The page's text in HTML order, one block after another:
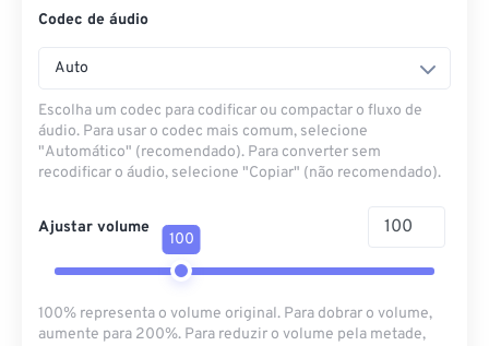
Codec de áudio
Auto
Escolha um codec para codificar ou compactar o fluxo de
áudio. Para usar o codec mais comum, selecione
"Automático" (recomendado). Para converter sem
recodificar o áudio, selecione "Copiar" (não recomendado).
Ajustar volume
100
100% representa o volume original. Para dobrar o volume,
aumente para 200%. Para reduzir o volume pela metade,